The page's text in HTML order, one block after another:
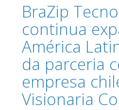
BraZip
continua
América
da parceria
empresa
Visionaria